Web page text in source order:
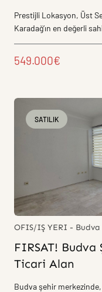
Prestijli Lokasyon, Üst
Karadağ’ın en değerli
549.000€
SATILIK
OFIS/IŞ YERI - Budva
FIRSAT! Budva
Ticari Alan
Budva şehir merkezinde,